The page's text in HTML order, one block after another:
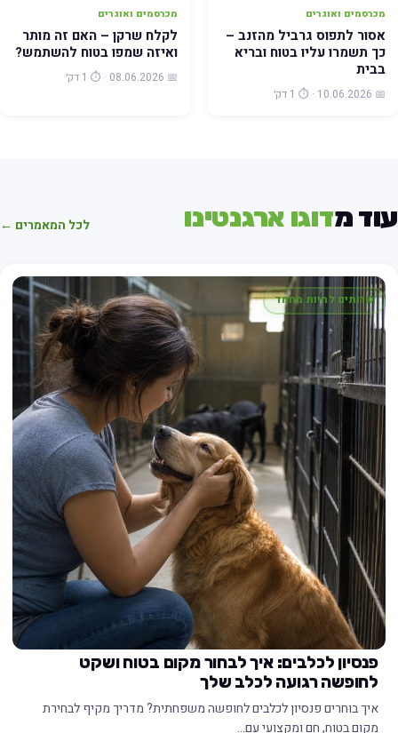
מכרסמים ואוגרים
אסור לתפוס גרביל מהזנב –
כך תשמרו עליו בטוח ובריא
בבית
📅 10.06.2026 · ⏱️ 1 דק׳
מכרסמים ואוגרים
לקלח שרקן – האם זה מותר
ואיזה שמפו בטוח להשתמש?
📅 08.06.2026 · ⏱️ 1 דק׳
מדוגו ארגנטינו לכל המאמרים ←
שרותים לחיות מחמד
פנסיון לכלבים: איך לבחור מקום בטוח ושקט
לחופשה רגועה לכלב שלך
איך בוחרים פנסיון לכלבים לחופשה משפחתית? מדריך מקיף לבחירת
מקום בטוח, חם ומקצועי עם…